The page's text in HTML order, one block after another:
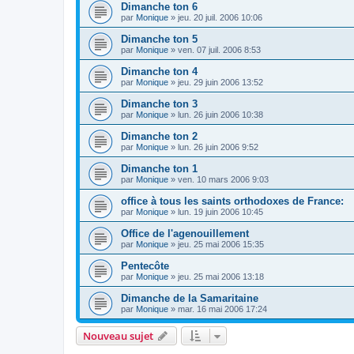
Dimanche ton 6
par Monique » jeu. 20 juil. 2006 10:06
Dimanche ton 5
par Monique » ven. 07 juil. 2006 8:53
Dimanche ton 4
par Monique » jeu. 29 juin 2006 13:52
Dimanche ton 3
par Monique » lun. 26 juin 2006 10:38
Dimanche ton 2
par Monique » lun. 26 juin 2006 9:52
Dimanche ton 1
par Monique » ven. 10 mars 2006 9:03
office à tous les saints orthodoxes de France:
par Monique » lun. 19 juin 2006 10:45
Office de l'agenouillement
par Monique » jeu. 25 mai 2006 15:35
Pentecôte
par Monique » jeu. 25 mai 2006 13:18
Dimanche de la Samaritaine
par Monique » mar. 16 mai 2006 17:24
Nouveau sujet